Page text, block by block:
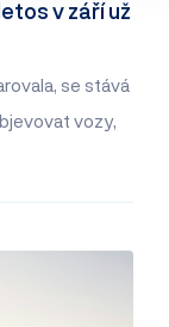
v září už
se stává
vozy,